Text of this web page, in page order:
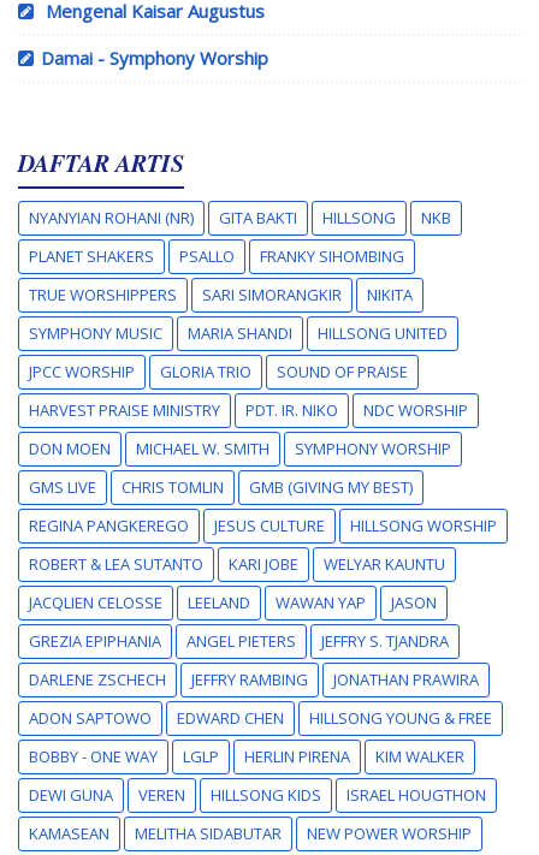
Mengenal Kaisar Augustus
Damai - Symphony Worship
DAFTAR ARTIS
NYANYIAN ROHANI (NR) GITA BAKTI HILLSONG
NKB
PLANET SHAKERS
PSALLO
FRANKY SIHOMBING
TRUE WORSHIPPERS
SARI SIMORANGKIR
NIKITA
SYMPHONY MUSIC
MARIA SHANDI
HILLSONG UNITED
JPCC WORSHIP
GLORIA TRIO
SOUND OF PRAISE
HARVEST PRAISE MINISTRY
PDT. IR. NIKO
NDC WORSHIP
DON MOEN
MICHAEL W. SMITH
SYMPHONY WORSHIP
GMS LIVE
CHRIS TOMLIN
GMB (GIVING MY BEST)
REGINA PANGKEREGO
JESUS CULTURE
HILLSONG WORSHIP
ROBERT & LEA SUTANTO
KARI JOBE
WELYAR KAUNTU
JACQLIEN CELOSSE
LEELAND WAWAN YAP
JASON
GREZIA EPIPHANIA
ANGEL PIETERS
JEFFRY S. TJANDRA
DARLENE ZSCHECH
JEFFRY RAMBING
JONATHAN PRAWIRA
ADON SAPTOWO
EDWARD CHEN
HILLSONG YOUNG & FREE
BOBBY - ONE WAY
LGLP HERLIN PIRENA
KIM WALKER
DEWI GUNA
VEREN HILLSONG KIDS
ISRAEL HOUGTHON
KAMASEAN
MELITHA SIDABUTAR NEW POWER WORSHIP